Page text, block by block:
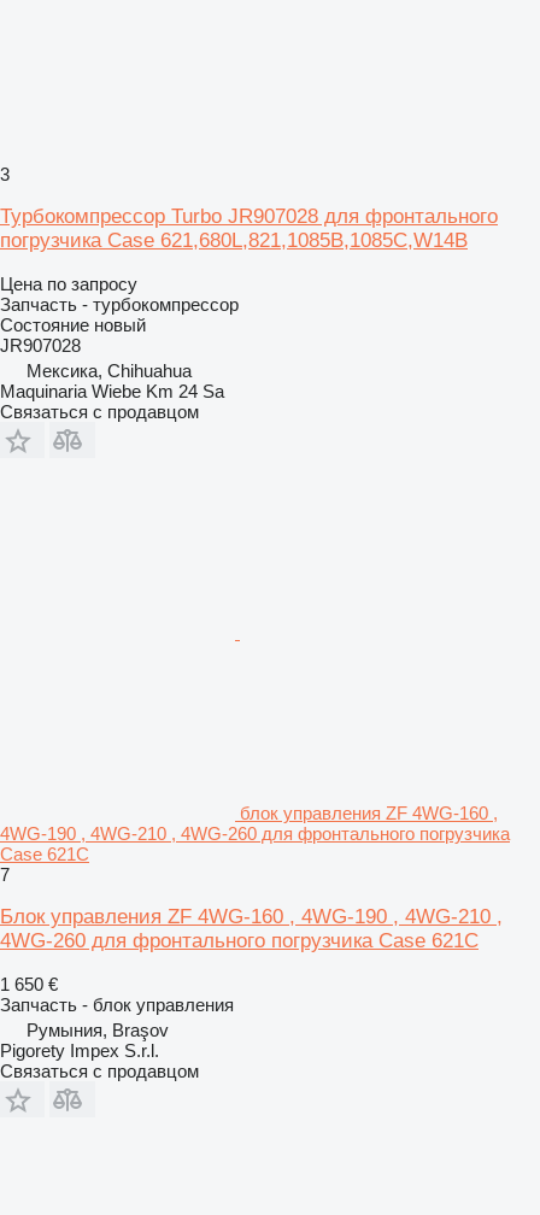
3
Турбокомпрессор Turbo JR907028 для фронтального
погрузчика Case 621,680L,821,1085B,1085C,W14B
Цена по запросу
Запчасть - турбокомпрессор
Состояние новый
JR907028
Мексика, Chihuahua
Maquinaria Wiebe Km 24 Sa
Связаться с продавцом
блок управления ZF 4WG-160 ,
4WG-190 , 4WG-210 , 4WG-260 для фронтального погрузчика
Case 621C
7
Блок управления ZF 4WG-160 , 4WG-190 , 4WG-210 ,
4WG-260 для фронтального погрузчика Case 621C
1 650 €
Запчасть - блок управления
Румыния, Braşov
Pigorety Impex S.r.l.
Связаться с продавцом